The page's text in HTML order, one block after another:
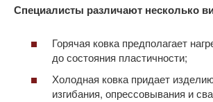
Специалисты различают несколько
Горячая ковка предполагает
до состояния пластичности;
Холодная ковка придает
изгибания, опрессовывания и